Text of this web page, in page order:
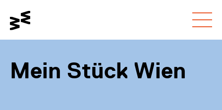
Mein Stück Wien